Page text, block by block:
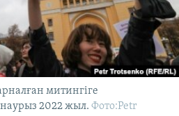
митингіге
2022 жыл. Фото:Petr